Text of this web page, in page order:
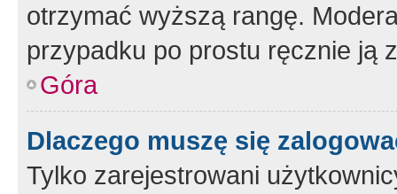
otrzymać wyższą rangę.
przypadku po prostu ręcznie ją
Góra
Dlaczego muszę się
Tylko zarejestrowani